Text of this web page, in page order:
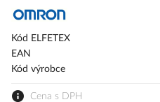
galerie
s
Kód ELFETEX
EAN
Kód výrobce
Cena s DPH